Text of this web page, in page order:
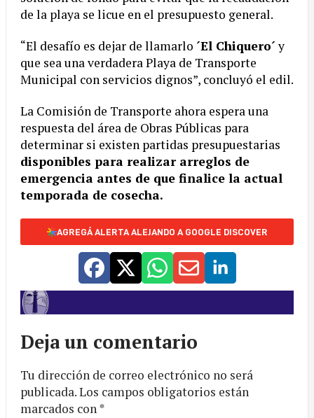
de la playa se licue en el presupuesto general.
“El desafío es dejar de llamarlo ´El Chiquero´y
que sea una verdadera Playa de Transporte
Municipal con servicios dignos”, concluyó el edil.
La Comisión de Transporte ahora espera una
respuesta del área de Obras Públicas para
determinar si existen partidas presupuestarias
disponibles para realizar arreglos de
emergencia antes de que finalice la actual
temporada de cosecha.
AGREGÁ ALERTA ALEJANDO A GOOGLE DISCOVER
Deja un comentario
Tu dirección de correo electrónico no será
publicada.Los campos obligatorios están
marcados con*